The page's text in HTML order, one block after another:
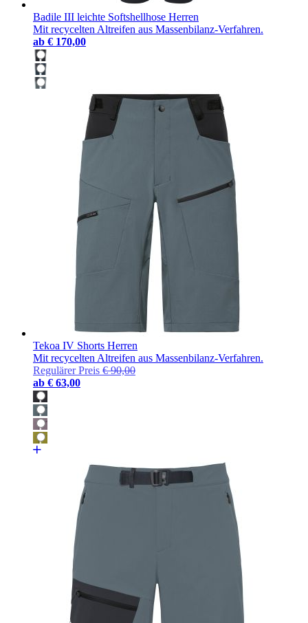
Badile III leichte Softshellhose Herren
Mit recycelten Altreifen aus Massenbilanz-Verfahren.
ab € 170,00
Tekoa IV Shorts Herren
Mit recycelten Altreifen aus Massenbilanz-Verfahren.
Regulärer Preis € 90,00
ab € 63,00